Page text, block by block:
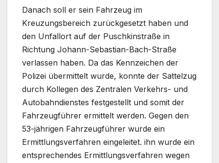
Danach soll er sein Fahrzeug im
Kreuzungsbereich zurückgesetzt haben und
den Unfallort auf der Puschkinstraße in
Richtung Johann-Sebastian-Bach-Straße
verlassen haben. Da das Kennzeichen der
Polizei übermittelt wurde, konnte der Sattelzug
durch Kollegen des Zentralen Verkehrs- und
Autobahndienstes festgestellt und somit der
Fahrzeugführer ermittelt werden. Gegen den
53-jährigen Fahrzeugführer wurde ein
Ermittlungsverfahren eingeleitet. ihn wurde ein
entsprechendes Ermittlungsverfahren wegen